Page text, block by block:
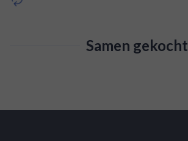
Samen gekocht